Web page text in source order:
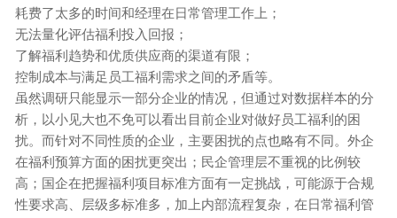
耗费了太多的时间和经理在日常管理工作上；
无法量化评估福利投入回报；
了解福利趋势和优质供应商的渠道有限；
控制成本与满足员工福利需求之间的矛盾等。
虽然调研只能显示一部分企业的情况，但通过对数据样本的分
析，以小见大也不免可以看出目前企业对做好员工福利的困
扰。而针对不同性质的企业，主要困扰的点也略有不同。外企
在福利预算方面的困扰更突出；民企管理层不重视的比例较
高；国企在把握福利项目标准方面有一定挑战，可能源于合规
性要求高、层级多标准多，加上内部流程复杂，在日常福利管